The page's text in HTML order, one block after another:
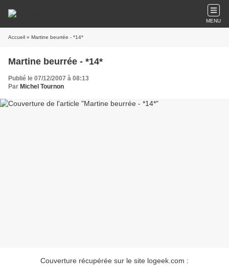
MENU
Accueil » Martine beurrée - *14*
Martine beurrée - *14*
Publié le 07/12/2007 à 08:13
Par Michel Tournon
Couverture récupérée sur le site logeek.com :